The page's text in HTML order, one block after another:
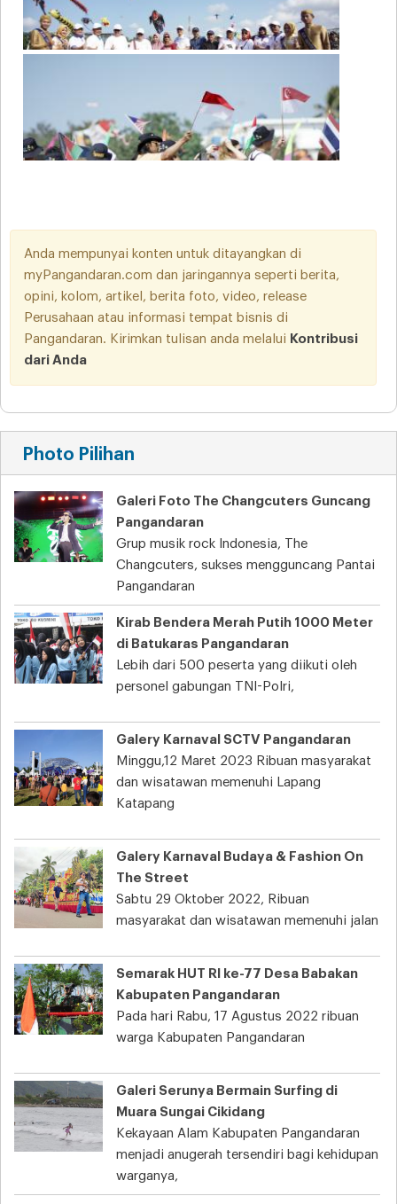
Anda mempunyai konten untuk ditayangkan di
myPangandaran.com dan jaringannya seperti berita,
opini, kolom, artikel, berita foto, video, release
Perusahaan atau informasi tempat bisnis di
Pangandaran. Kirimkan tulisan anda melalui Kontribusi
dari Anda
Photo Pilihan
Galeri Foto The Changcuters Guncang
Pangandaran
Grup musik rock Indonesia, The
Changcuters, sukses mengguncang Pantai
Pangandaran
Kirab Bendera Merah Putih 1000 Meter
di Batukaras Pangandaran
Lebih dari 500 peserta yang diikuti oleh
personel gabungan TNI-Polri,
Galery Karnaval SCTV Pangandaran
Minggu,12 Maret 2023 Ribuan masyarakat
dan wisatawan memenuhi Lapang
Katapang
Galery Karnaval Budaya & Fashion On
The Street
Sabtu 29 Oktober 2022, Ribuan
masyarakat dan wisatawan memenuhi jalan
Semarak HUT RI ke-77 Desa Babakan
Kabupaten Pangandaran
Pada hari Rabu, 17 Agustus 2022 ribuan
warga Kabupaten Pangandaran
Galeri Serunya Bermain Surfing di
Muara Sungai Cikidang
Kekayaan Alam Kabupaten Pangandaran
menjadi anugerah tersendiri bagi kehidupan
warganya,